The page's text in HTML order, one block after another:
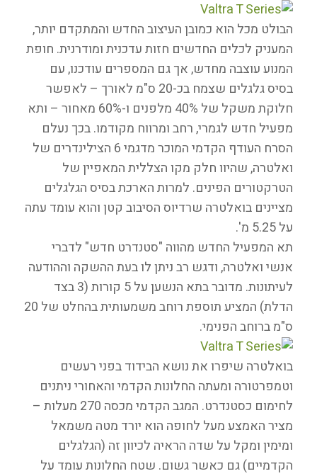
הבולט מכל הוא כמובן העיצוב החדש והמתקדם יותר,
המעניק לכלים החדשים חזות עדכנית ומודרנית. חופת
המנוע עוצבה מחדש, אך גם המספרים עודכנו, עם
בסיס גלגלים שצמח בכ-20 ס"מ לאורך – לאפשר
חלוקת משקל של 40% מלפנים ו-60% מאחור – ותא
מפעיל חדש לגמרי, רחב ומרווח מקודמו. בכך נעלם
הסרח העודף הקדמי המוכר מדגמי 6 הצילינדרים של
ואלטרה, שהיוו חלק מקו הצללית המאפיין של
הטרקטורים הפינים. למרות הארכת בסיס הגלגלים
מציינים בואלטרה שרדיוס הסיבוב קטן והוא עומד עתה
על 5.25 מ'.
תא המפעיל החדש מהווה "סטנדרט חדש" לדברי
אנשי ואלטרה, ודגש רב ניתן לו בעת ההשקה וההודעה
לעיתונות. מדובר בתא הנשען על 5 קורות (3 בצד
הדלת) המציע תוספת רוחב משמעותית בהחלט של 20
ס"מ ברוחב הפנימי.
בואלטרה שיפרו את נושא הבידוד בפני רעשים
וטמפרטורה ומעתה החלונות הקדמי והאחורי ניתנים
לחימום כסטנדרט. המגב הקדמי מכסה 270 מעלות –
מציר האמצע מעל לחופה הוא יורד מטה משמאל
ומימין ומקל על שדה הראיה לכיוון זה (הגלגלים
הקדמיים) גם כאשר גשום. שטח החלונות עומד על